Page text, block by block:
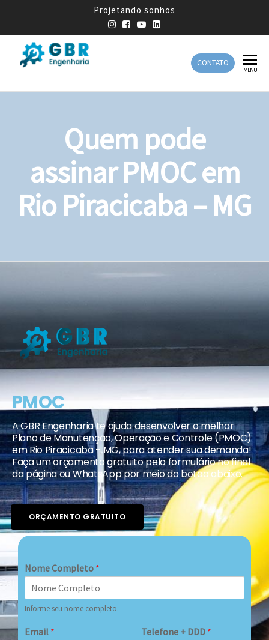
Projetando sonhos
Engenharia
Engenharia
CONTATO
MENU
Quem pode
assinar PMOC em
Rio Piracicaba – MG
PMOC
A GBR Engenharia te ajuda desenvolver o melhor
Plano de Manutenção, Operação e Controle (PMOC)
em Rio Piracicaba - MG, para atender sua demanda!
Faça um orçamento gratuito pelo formulário no final
da página ou WhatsApp por meio do botão abaixo.
ORÇAMENTO GRATUITO
Nome Completo *
Informe seu nome completo.
Email * Telefone + DDD *